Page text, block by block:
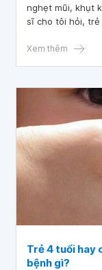
nghẹt mũi, khụt
sĩ cho tôi hỏi, trẻ
Xem thêm
Trẻ 4 tuổi hay
bệnh gì?